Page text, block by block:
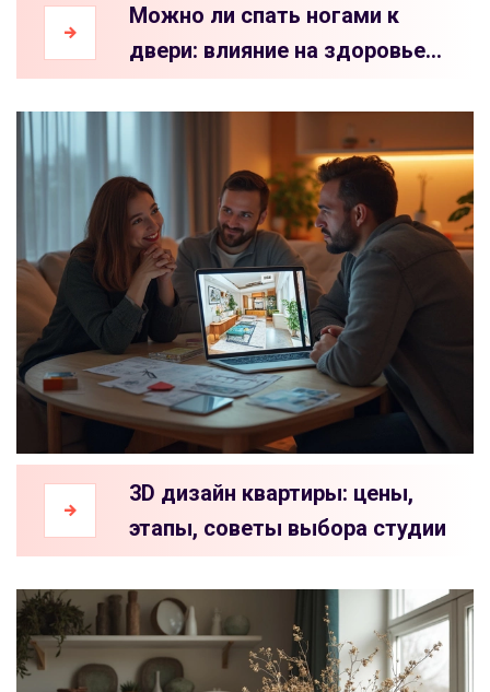
Можно ли спать ногами к
двери: влияние на здоровье и
сон
3D дизайн квартиры: цены,
этапы, советы выбора студии